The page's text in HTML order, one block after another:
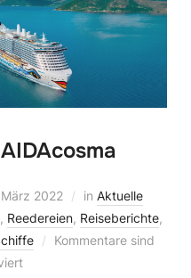
2022 in Aktuelle
, Reedereien, Reiseberichte,
Kommentare sind